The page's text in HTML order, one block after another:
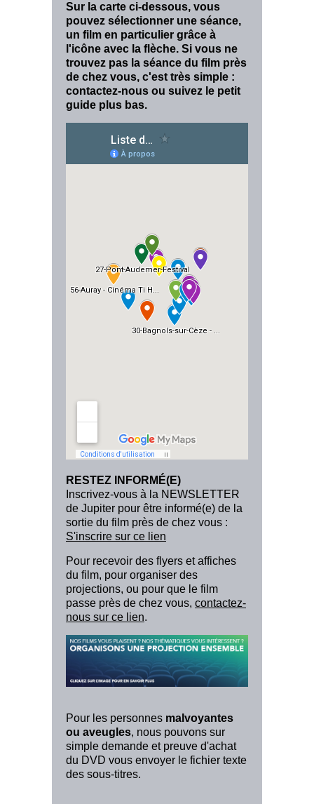
Sur la carte ci-dessous, vous
pouvez sélectionner une séance,
un film en particulier grâce à
l'icône avec la flèche. Si vous ne
trouvez pas la séance du film près
de chez vous, c'est très simple :
contactez-nous ou suivez le petit
guide plus bas.
RESTEZ INFORMÉ(E)
Inscrivez-vous à la NEWSLETTER
de Jupiter pour être informé(e) de la
sortie du film près de chez vous :
S'inscrire sur ce lien
Pour recevoir des flyers et affiches
du film, pour organiser des
projections, ou pour que le film
passe près de chez vous, contactez-
nous sur ce lien.
Pour les personnes malvoyantes
ou aveugles, nous pouvons sur
simple demande et preuve d'achat
du DVD vous envoyer le fichier texte
des sous-titres.